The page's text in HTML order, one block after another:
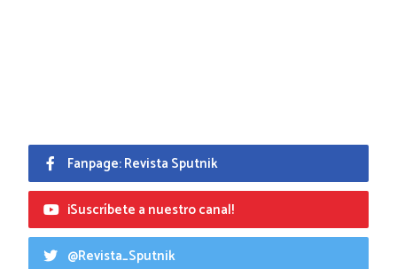
Fanpage: Revista Sputnik
¡Suscríbete a nuestro canal!
@Revista_Sputnik